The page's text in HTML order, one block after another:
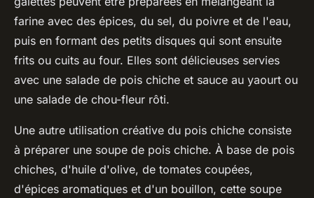
farine avec des épices, du sel, du poivre et de l'eau,
puis en formant des petits disques qui sont ensuite
frits ou cuits au four. Elles sont délicieuses servies
avec une salade de pois chiche et sauce au yaourt ou
une salade de chou-fleur rôti.
Une autre utilisation créative du pois chiche consiste
à préparer une soupe de pois chiche. À base de pois
chiches, d'huile d'olive, de tomates coupées,
d'épices aromatiques et d'un bouillon, cette soupe